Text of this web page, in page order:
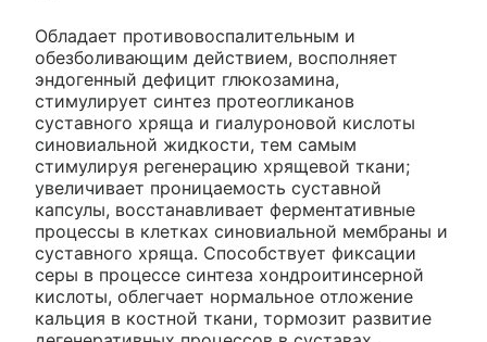
Обладает противовоспалительным и
обезболивающим действием, восполняет
эндогенный дефицит глюкозамина,
стимулирует синтез протеогликанов
суставного хряща и гиалуроновой кислоты
синовиальной жидкости, тем самым
стимулируя регенерацию хрящевой ткани;
увеличивает проницаемость суставной
капсулы, восстанавливает ферментативные
процессы в клетках синовиальной мембраны и
суставного хряща. Способствует фиксации
серы в процессе синтеза хондроитинсерной
кислоты, облегчает нормальное отложение
кальция в костной ткани, тормозит развитие